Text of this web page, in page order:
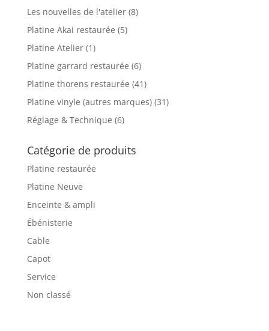
Les nouvelles de l'atelier(8)
Platine Akai restaurée (5)
Platine Atelier(1)
Platine garrard restaurée (6)
Platine thorens restaurée (41)
Platine vinyle (autres marques)(31)
Réglage & Technique (6)
Catégorie de produits
Platine restaurée
Platine Neuve
Enceinte & ampli
Ébénisterie
Cable
Capot
Service
Non classé